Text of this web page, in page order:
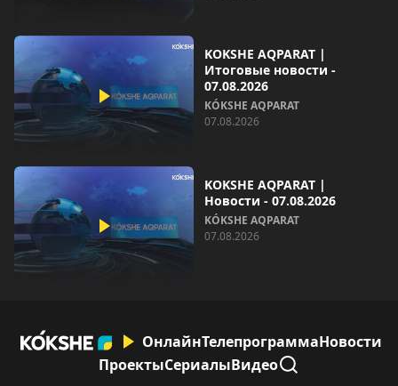
KOKSHE AQPARAT |
Итоговые новости -
07.08.2026
KÓKSHE AQPARAT
07.08.2026
KOKSHE AQPARAT |
Новости - 07.08.2026
KÓKSHE AQPARAT
07.08.2026
ОнлайнТелепрограммаНовости
ПроектыСериалыВидео